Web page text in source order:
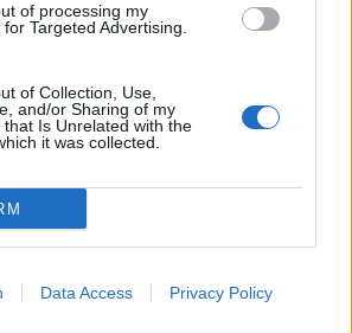
of processing my
Targeted Advertising.
of Collection, Use,
and/or Sharing of my
that Is Unrelated with the
it was collected.
Data Access Privacy Policy
hektár égett le: több
oltják a pusztító
hirdettek szombaton Nyugat-